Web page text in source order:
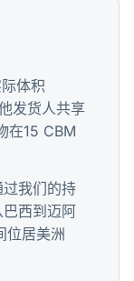
体积
发货人共享
在15 CBM
我们的持
西到迈阿
位居美洲